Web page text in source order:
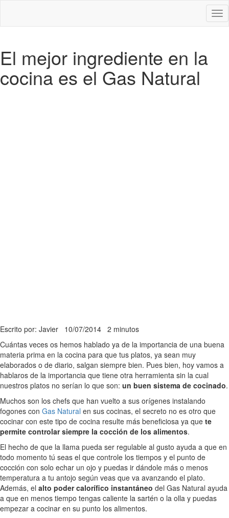
El mejor ingrediente en la
cocina es el Gas Natural
Escrito por: Javier 10/07/2014 2 minutos
Cuántas veces os hemos hablado ya de la importancia de una buena
materia prima en la cocina para que tus platos, ya sean muy
elaborados o de diario, salgan siempre bien. Pues bien, hoy vamos a
hablaros de la importancia que tiene otra herramienta sin la cual
nuestros platos no serían lo que son: un buen sistema de cocinado.
Muchos son los chefs que han vuelto a sus orígenes instalando
fogones con Gas Natural en sus cocinas, el secreto no es otro que
cocinar con este tipo de cocina resulte más beneficiosa ya que te
permite controlar siempre la cocción de los alimentos.
El hecho de que la llama pueda ser regulable al gusto ayuda a que en
todo momento tú seas el que controle los tiempos y el punto de
cocción con solo echar un ojo y puedas ir dándole más o menos
temperatura a tu antojo según veas que va avanzando el plato.
Además, el alto poder calorífico instantáneo del Gas Natural ayuda
a que en menos tiempo tengas caliente la sartén o la olla y puedas
empezar a cocinar en su punto los alimentos.